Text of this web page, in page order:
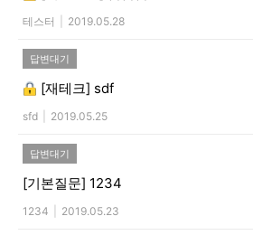
테스터 2019.05.28
답변대기
[재테크] sdf
sfd 2019.05.25
답변대기
[기본질문] 1234
1234 2019.05.23